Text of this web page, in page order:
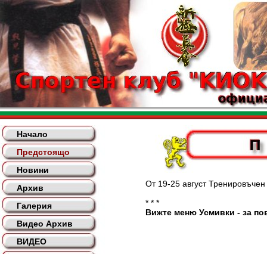
Начало
Предстоящо
Новини
Архив
Галерия
Видео Архив
ВИДЕО
От 19-25 август Тренировъчен
* * *
Вижте меню Усмивки - за